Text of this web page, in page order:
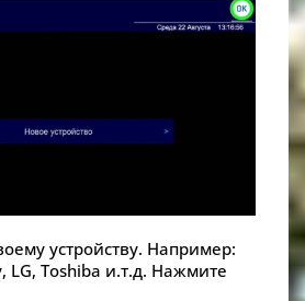
устройству. Например:
LG, Toshiba и.т.д. Нажмите